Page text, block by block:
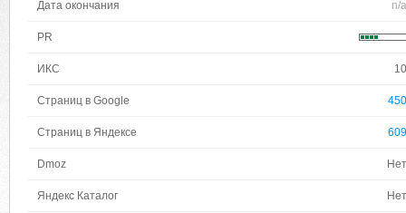
Дата окончания n/a
PR
ИКС 10
Страниц в Google 450
Страниц в Яндексе 609
Dmoz Нет
Яндекс Каталог Нет